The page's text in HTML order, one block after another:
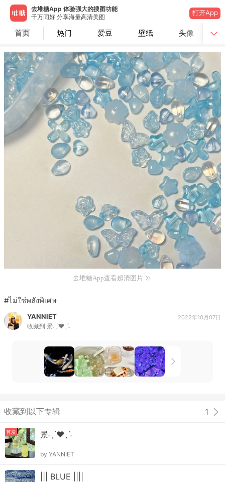
去堆糖App 体验强大的搜图功能
千万同好 分享海量高清美图
打开App
首页 热门 爱豆 壁纸 头像
去堆糖App查看超清图片
#ไม่ใช่พลังพิเศษ
YANNIET
收藏到 景˗ˏˋ♥︎︎ˎˊ˗
2022年10月07日
收藏到以下专辑 1
首发 景˗ˏˋ♥︎︎ˎˊ˗
by YANNIET
||| BLUE ||||